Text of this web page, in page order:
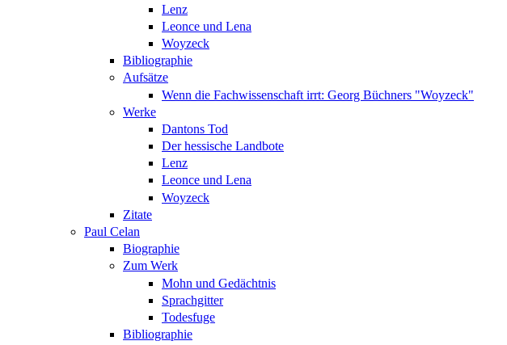
Lenz
Leonce und Lena
Woyzeck
Bibliographie
Aufsätze
Wenn die Fachwissenschaft irrt: Georg Büchners "Woyzeck"
Werke
Dantons Tod
Der hessische Landbote
Lenz
Leonce und Lena
Woyzeck
Zitate
Paul Celan
Biographie
Zum Werk
Mohn und Gedächtnis
Sprachgitter
Todesfuge
Bibliographie